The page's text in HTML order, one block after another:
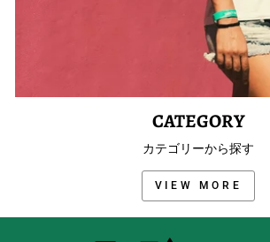
CATEGORY
カテゴリーから探す
VIEW MORE